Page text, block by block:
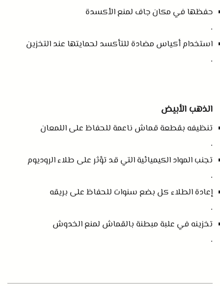
حفظها في مكان جاف لمنع الأكسدة
.
استخدام أكياس مضادة للتأكسد لحمايتها عند التخزين
.
الذهب الأبيض
تنظيفه بقطعة قماش ناعمة للحفاظ على اللمعان
.
تجنب المواد الكيميائية التي قد تؤثر على طلاء الروديوم
.
إعادة الطلاء كل بضع سنوات للحفاظ على بريقه
.
تخزينه في علبة مبطنة بالقماش لمنع الخدوش
.